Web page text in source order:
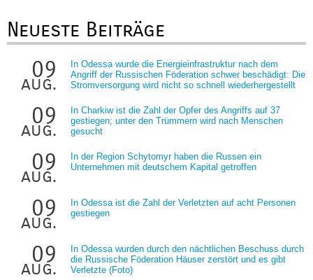
Neueste Beiträge
09
aug.
In Odessa wurde die Energieinfrastruktur nach dem
Angriff der Russischen Föderation schwer beschädigt: Die
Stromversorgung wird nicht so schnell wiederhergestellt
09
aug.
In Charkiw ist die Zahl der Opfer des Angriffs auf 37
gestiegen; unter den Trümmern wird nach Menschen
gesucht
09
aug.
In der Region Schytomyr haben die Russen ein
Unternehmen mit deutschem Kapital getroffen
09
aug.
In Odessa ist die Zahl der Verletzten auf acht Personen
gestiegen
09
aug.
In Odessa wurden durch den nächtlichen Beschuss durch
die Russische Föderation Häuser zerstört und es gibt
Verletzte (Foto)